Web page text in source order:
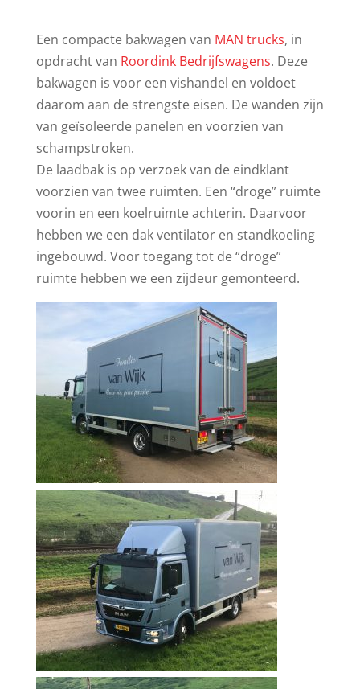
Een compacte bakwagen van MAN trucks, in
opdracht van Roordink Bedrijfswagens. Deze
bakwagen is voor een vishandel en voldoet
daarom aan de strengste eisen. De wanden zijn
van geïsoleerde panelen en voorzien van
schampstroken.
De laadbak is op verzoek van de eindklant
voorzien van twee ruimten. Een “droge” ruimte
voorin en een koelruimte achterin. Daarvoor
hebben we een dak ventilator en standkoeling
ingebouwd. Voor toegang tot de “droge”
ruimte hebben we een zijdeur gemonteerd.